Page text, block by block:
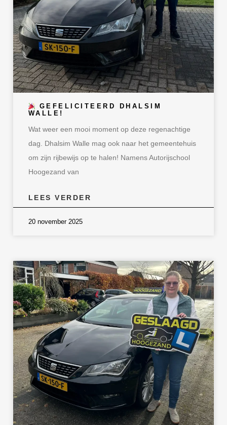
GEFELICITEERD DHALSIM
WALLE!
Wat weer een mooi moment op deze regenachtige
dag. Dhalsim Walle mag ook naar het gemeentehuis
om zijn rijbewijs op te halen! Namens Autorijschool
Hoogezand van
LEES VERDER
20 november 2025